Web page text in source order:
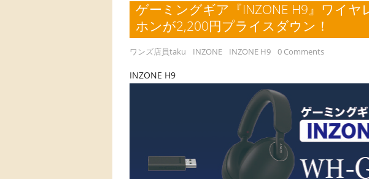
ゲーミングギア『INZONE H9』ワイ
ホンが2,200円プライスダウン！
ワンズ店員taku INZONE INZONE H9 0 Comments
INZONE H9